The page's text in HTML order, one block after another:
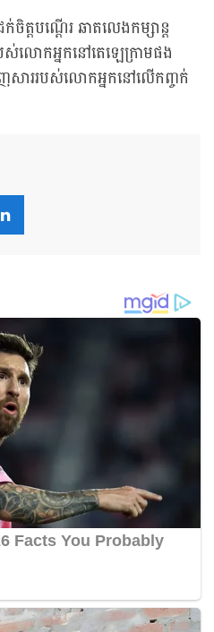
ត្តបណ្តើរ ឆាតលេងកម្សាន្ត
បស់លោកអ្នកនៅតេឡេក្រាមផង
ាររបស់លោកអ្នកនៅលើកញ្ចក់